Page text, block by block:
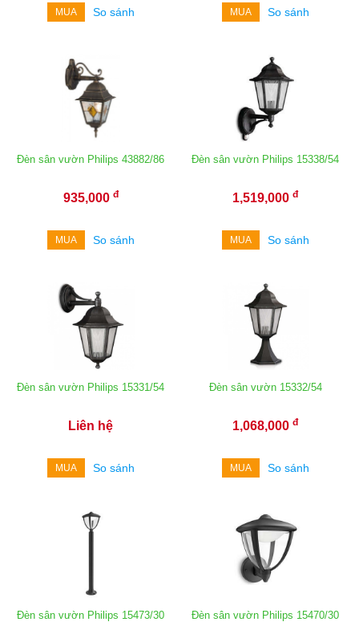
MUA So sánh MUA So sánh
Đèn sân vườn Philips 43882/86
935,000 đ
MUA So sánh
Đèn sân vườn Philips 15338/54
1,519,000đ
MUA So sánh
Đèn sân vườn Philips 15331/54
Liên hệ
MUA So sánh
Đèn sân vườn 15332/54
1,068,000đ
MUA So sánh
Đèn sân vườn Philips 15473/30 Đèn sân vườn Philips 15470/30